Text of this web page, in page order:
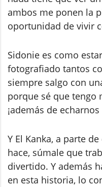
ambos me ponen la
oportunidad de vivir
Sidonie es como
fotografiado tantos
siempre salgo con
porque sé que tengo
¡además de
Y El Kanka, a parte
hace, súmale que
divertido. Y además
en esta historia, lo